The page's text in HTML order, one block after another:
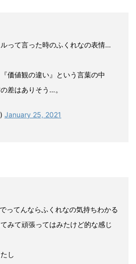
って言った時のふくれなの表情…
価値観の違い』という言葉の中
差はありそう…。
January 25, 2021
ってんならふくれなの気持ちわかる
みて頑張ってはみたけど的な感じ
し